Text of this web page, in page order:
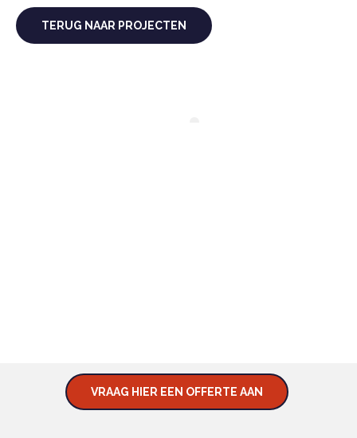
TERUG NAAR PROJECTEN
VRAAG HIER EEN OFFERTE AAN